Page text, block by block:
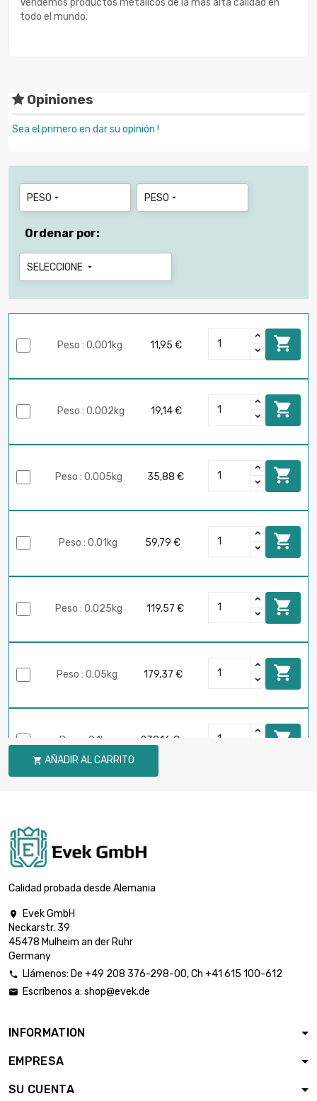
todo el mundo.
Opiniones
Sea el primero en dar su opinión !
PESO  PESO 
Ordenar por:
SELECCIONE 
Peso : 0.001kg 11,95 € 
Peso : 0.002kg 19,14 € 
Peso : 0.005kg 35,88 € 
Peso : 0.01kg 59,79 € 
Peso : 0.025kg 119,57 € 
Peso : 0.05kg 179,37 € 
Peso : 0.1kg 239,16 € 
Peso : 1kg
 AÑADIR AL CARRITO
Calidad probada desde Alemania

Evek GmbH
Neckarstr. 39
45478 Mulheim an der Ruhr
Germany
 Llámenos: De +49 208 376-298-00, Ch +41 615 100-612
 Escríbenos a: shop@evek.de
INFORMATION
EMPRESA
SU CUENTA